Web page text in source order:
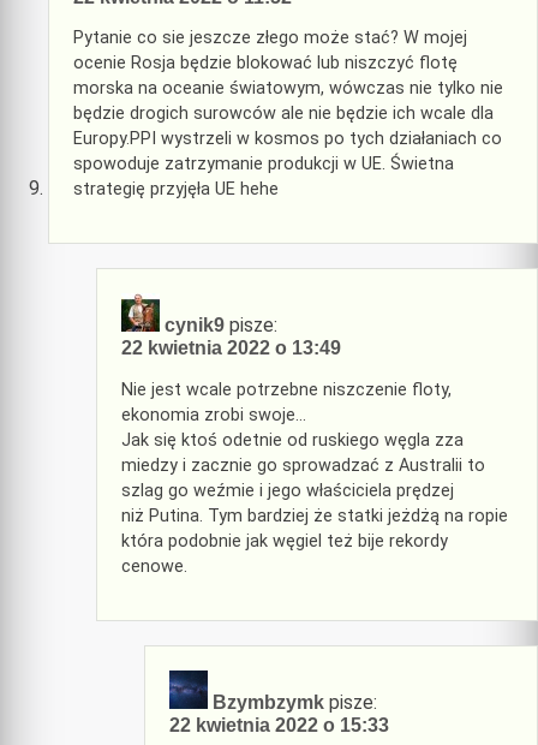
Pytanie co sie jeszcze złego może stać? W mojej
ocenie Rosja będzie blokować lub niszczyć flotę
morska na oceanie światowym, wówczas nie tylko nie
będzie drogich surowców ale nie będzie ich wcale dla
Europy.PPI wystrzeli w kosmos po tych działaniach co
spowoduje zatrzymanie produkcji w UE. Świetna
strategię przyjęła UE hehe
cynik9 pisze:
22 kwietnia 2022 o 13:49
Nie jest wcale potrzebne niszczenie floty,
ekonomia zrobi swoje…
Jak się ktoś odetnie od ruskiego węgla zza
miedzy i zacznie go sprowadzać z Australii to
szlag go weźmie i jego właściciela prędzej
niż Putina. Tym bardziej że statki jeżdżą na ropie
która podobnie jak węgiel też bije rekordy
cenowe.
Bzymbzymk pisze:
22 kwietnia 2022 o 15:33